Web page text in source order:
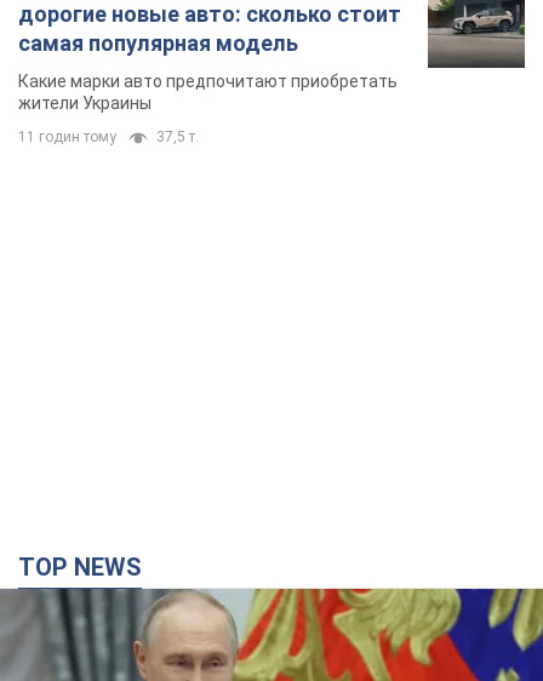
дорогие новые авто: сколько стоит
самая популярная модель
Какие марки авто предпочитают приобретать
жители Украины
11 годин тому 37,5 т.
TOP NEWS